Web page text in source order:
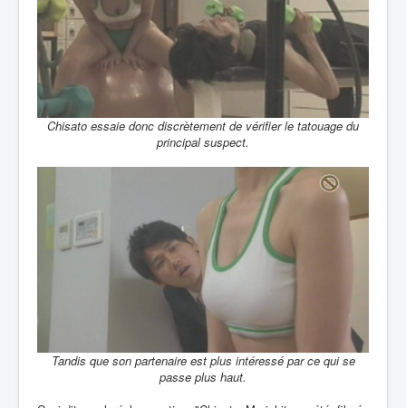
Chisato essaie donc discrètement de vérifier le tatouage du
principal suspect.
Tandis que son partenaire est plus intéressé par ce qui se
passe plus haut.